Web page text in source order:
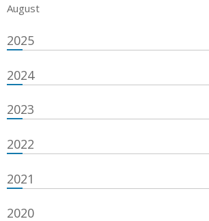
August
2025
2024
2023
2022
2021
2020